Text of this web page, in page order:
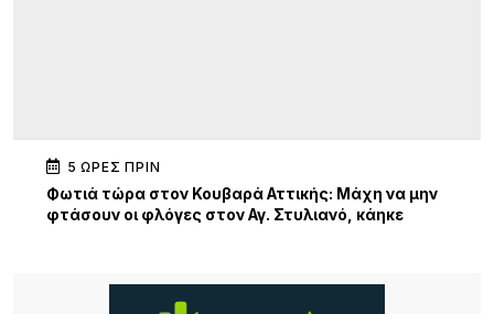
5 ΏΡΕΣ ΠΡΙΝ
Φωτιά τώρα στον Κουβαρά Αττικής: Μάχη να μην
φτάσουν οι φλόγες στον Αγ. Στυλιανό, κάηκε
6 ΏΡΕΣ ΠΡΙΝ